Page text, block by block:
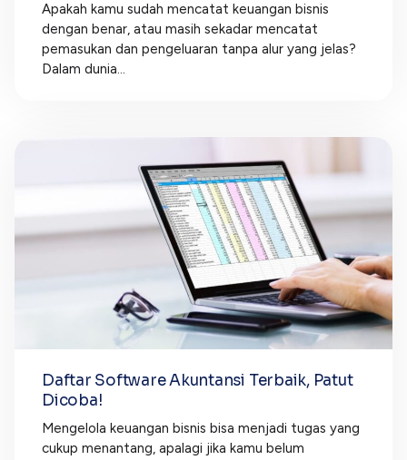
Apakah kamu sudah mencatat keuangan bisnis
dengan benar, atau masih sekadar mencatat
pemasukan dan pengeluaran tanpa alur yang jelas?
Dalam dunia...
Daftar Software Akuntansi Terbaik, Patut
Dicoba!
Mengelola keuangan bisnis bisa menjadi tugas yang
cukup menantang, apalagi jika kamu belum